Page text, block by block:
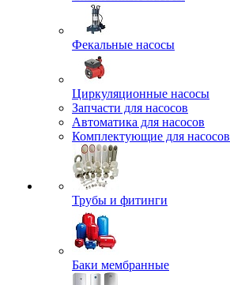
Фекальные насосы
Циркуляционные насосы
Запчасти для насосов
Автоматика для насосов
Комплектующие для насосов
Трубы и фитинги
Баки мембранные